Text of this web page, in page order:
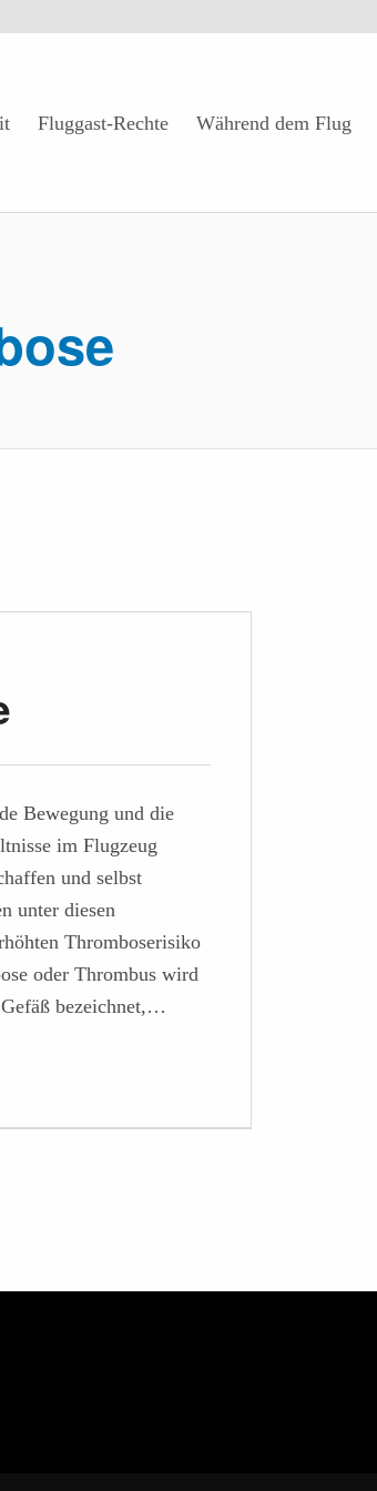
Fluggast-Rechte Während dem Flug
Bewegung und die
im Flugzeug
und selbst
unter diesen
Thromboserisiko
oder Thrombus wird
bezeichnet,…